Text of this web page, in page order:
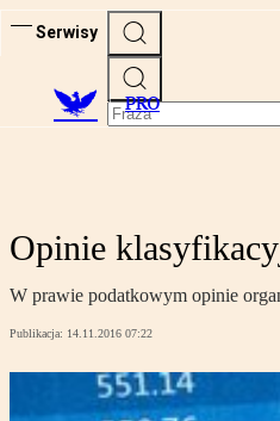
Serwisy
PRO
Opinie
W prawie podatkowym opinie
Publikacja: 14.11.2016 07:22